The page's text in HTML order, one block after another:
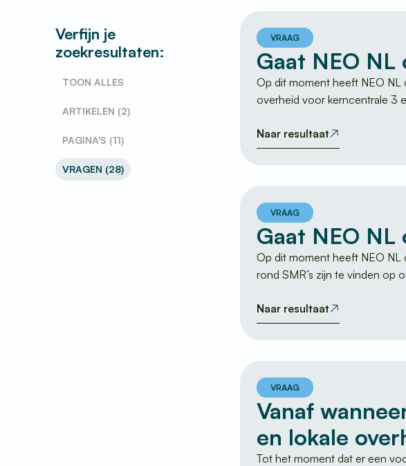
Verfijn je
zoekresultaten:
TOON ALLES
ARTIKELEN (2)
PAGINA'S (11)
VRAGEN (28)
VRAAG
Gaat NEO
Op dit moment heeft NEO NL
overheid voor kerncentrale 3
Naar resultaat
VRAAG
Gaat NEO NL
Op dit moment heeft NEO NL
rond SMR’s zijn te vinden op
Naar resultaat
VRAAG
Vanaf
en lokale
Tot het moment dat er een